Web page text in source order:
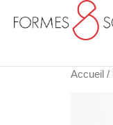
Accueil /